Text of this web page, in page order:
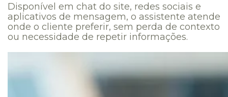
Disponível em chat do site, redes sociais e
aplicativos de mensagem, o assistente atende
onde o cliente preferir, sem perda de contexto
ou necessidade de repetir informações.